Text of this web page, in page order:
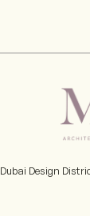
Dubai Design